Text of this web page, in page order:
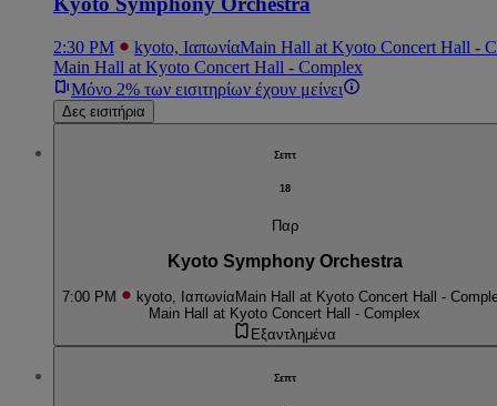
2:30 PM kyoto, ΙαπωνίαMain Hall at Kyoto Concert Hall -
Main Hall at Kyoto Concert Hall - Complex
Μόνο 2% των εισιτηρίων έχουν μείνει
Δες εισιτήρια
Σεπτ
18
Παρ
Kyoto Symphony Orchestra
7:00 PM kyoto, Ιαπωνία Main Hall at Kyoto Concert Hall -
Main Hall at Kyoto Concert Hall - Complex
Εξαντλημένα
Σεπτ